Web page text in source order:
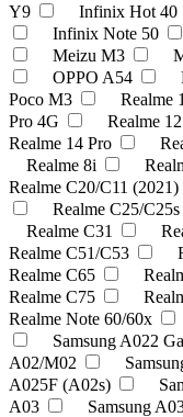
Y9
Infinix Hot 40
Infinix Note 50
Meizu M3
OPPO A54
Poco M3
Realme
Pro 4G
Realme
Realme 14 Pro
Realme 8i
Realme C20/C11 (2021)
Realme C25/C25s
Realme C31
Realme C51/C53
Realme C65
Realme C75
Realme Note 60/60x
Samsung A022
A02/М02
A025F (A02s)
A03
Samsung